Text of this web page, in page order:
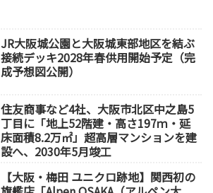
JR大阪城公園と大阪城東部地区を結ぶ
接続デッキ2028年春供用開始予定（完
成予想図公開）
住友商事など4社、大阪市北区中之島5
丁目に「地上52階建・高さ197ｍ・延
床面積8.2万㎡」超高層マンションを建
設へ、2030年5月竣工
【大阪・梅田 ユニクロ跡地】関西初の